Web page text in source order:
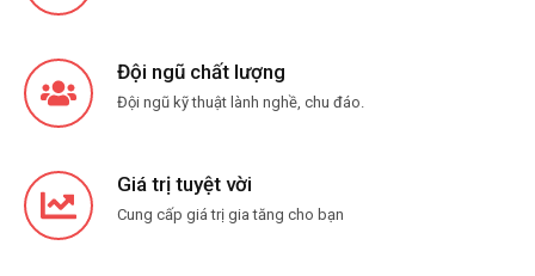
Đội ngũ chất lượng
Đội ngũ kỹ thuật lành nghề, chu đáo.
Giá trị tuyệt vời
Cung cấp giá trị gia tăng cho bạn